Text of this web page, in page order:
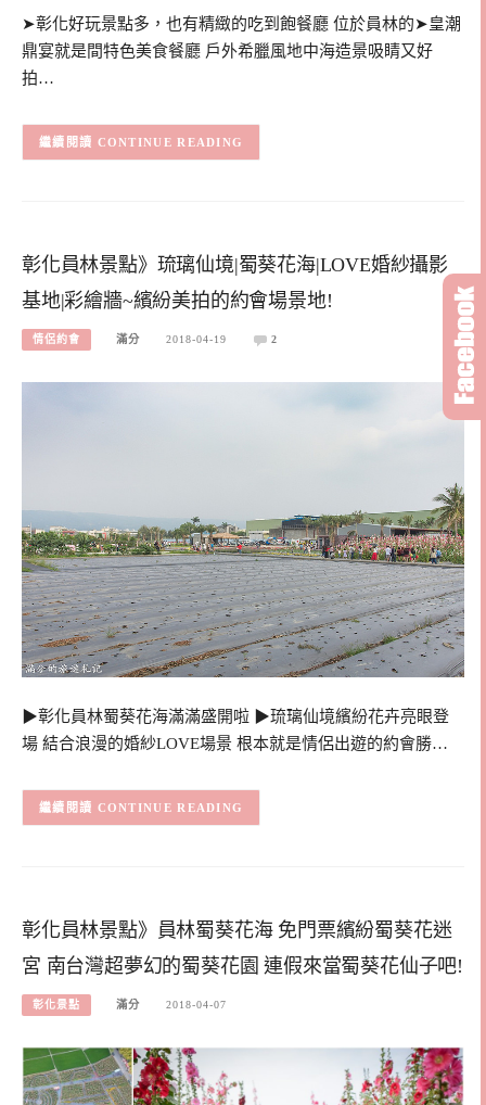
➤彰化好玩景點多，也有精緻的吃到飽餐廳 位於員林的➤皇潮
鼎宴就是間特色美食餐廳 戶外希臘風地中海造景吸睛又好
拍…
CONTINUE READING
彰化員林景點》琉璃仙境|蜀葵花海|LOVE婚紗攝影
基地|彩繪牆~繽紛美拍的約會場景地!
情侶約會 滿分 2018-04-19 2
▶彰化員林蜀葵花海滿滿盛開啦 ▶琉璃仙境繽紛花卉亮眼登
場 結合浪漫的婚紗LOVE場景 根本就是情侶出遊的約會勝…
CONTINUE READING
彰化員林景點》員林蜀葵花海 免門票繽紛蜀葵花迷
宮 南台灣超夢幻的蜀葵花園 連假來當蜀葵花仙子吧!
彰化景點 滿分 2018-04-07